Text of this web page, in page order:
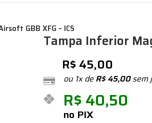
GBB XFG – ICS
Tampa Inferior
R$ 45,00
ou 1x deR$45,00sem
R$ 40,50
no PIX